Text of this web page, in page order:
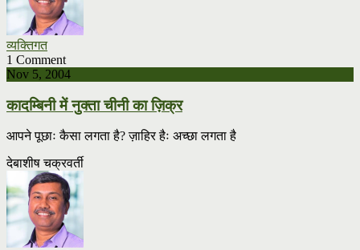
व्यक्तिगत
1 Comment
Nov 5, 2004
कादम्बिनी में नुक्ता चीनी का ज़िक्र
आपने पूछाः कैसा लगता है? ज़ाहिर हैः अच्छा लगता है
देबाशीष चक्रवर्ती